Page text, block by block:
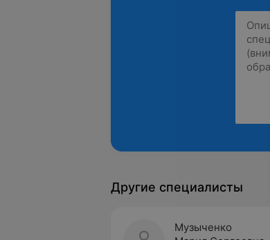
Другие специалисты
Музыченко